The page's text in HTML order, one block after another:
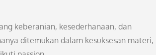
keberanian, kesederhanaan, dan
ditemukan dalam kesuksesan materi,